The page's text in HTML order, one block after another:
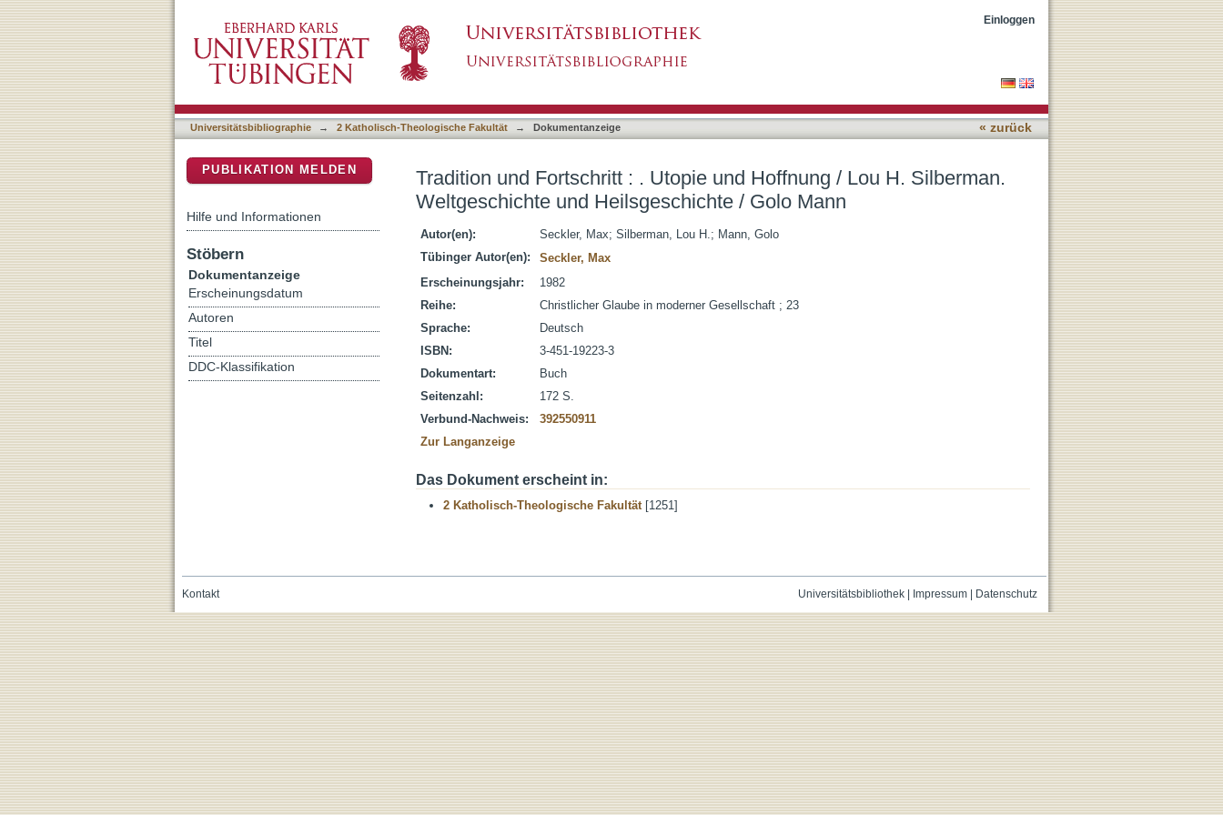
Heilsgeschichte / Golo Mann
Einloggen
Universitätsbibliographie → 2 Katholisch-Theologische Fakultät → Dokumentanzeige « zurück
Tradition und Fortschritt : . Utopie und Hoffnung / Lou H. Silberman.
Weltgeschichte und Heilsgeschichte / Golo Mann
Autor(en): Seckler, Max; Silberman, Lou H.; Mann, Golo
Tübinger Autor(en):
Seckler, Max
Erscheinungsjahr:
1982
Reihe:
Christlicher Glaube in moderner Gesellschaft ; 23
Sprache:
Deutsch
ISBN:
3-451-19223-3
Dokumentart:
Buch
Seitenzahl:
172 S.
Verbund-Nachweis:
392550911
Zur Langanzeige
Das Dokument erscheint in:
2 Katholisch-Theologische Fakultät[1251]
PUBLIKATION MELDEN
Hilfe und Informationen
Stöbern
Dokumentanzeige
Erscheinungsdatum
Autoren
Titel
DDC-Klassifikation
Universitätsbibliothek| Impressum| Datenschutz
Kontakt